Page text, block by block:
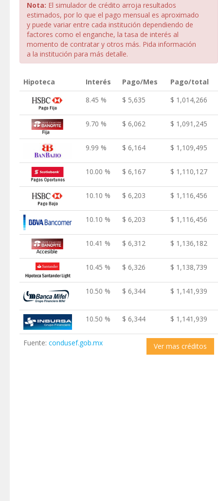
Nota: El simulador de crédito arroja resultados
estimados, por lo que el pago mensual es aproximado
y puede variar entre cada institución dependiendo de
factores como el enganche, la tasa de interés al
momento de contratar y otros más. Pida información
a la institución para más detalle.
Hipoteca Interés Pago/Mes
Pago/total
8.45 %
$ 5,635 $ 1,014,266
9.70 % $ 6,062 $ 1,091,245
9.99 % $ 6,164 $ 1,109,495
10.00 % $ 6,167 $ 1,110,127
10.10 % $ 6,203 $ 1,116,456
10.10 % $ 6,203 $ 1,116,456
10.41 % $ 6,312 $ 1,136,182
10.45 % $ 6,326 $ 1,138,739
10.50 % $ 6,344 $ 1,141,939
10.50 % $ 6,344 $ 1,141,939
Fuente: condusef.gob.mx Ver mas créditos